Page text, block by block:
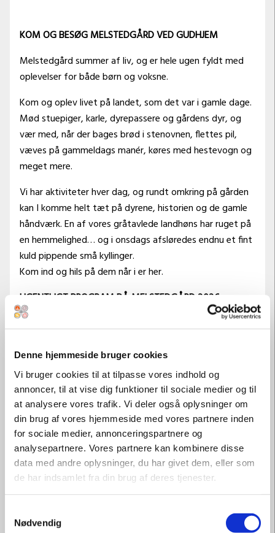
Denne hjemmeside bruger cookies
Vi bruger cookies til at tilpasse vores indhold og
annoncer, til at vise dig funktioner til sociale medier og til
at analysere vores trafik. Vi deler også oplysninger om
din brug af vores hjemmeside med vores partnere inden
for sociale medier, annonceringspartnere og
analysepartnere. Vores partnere kan kombinere disse
data med andre oplysninger, du har givet dem, eller som
de har indsamlet fra din brug af deres tjenester.
Nødvendig
KOM OG BESØG MELSTEDGÅRD VED GUDHJEM
Melstedgård summer af liv, og er hele ugen fyldt med
oplevelser for både børn og voksne.
Kom og oplev livet på landet, som det var i gamle dage.
Mød stuepiger, karle, dyrepassere og gårdens dyr, og
vær med, når der bages brød i stenovnen, flettes pil,
væves på gammeldags manér, køres med hestevogn og
meget mere.
Vi har aktiviteter hver dag, og rundt omkring på gården
kan I komme helt tæt på dyrene, historien og de gamle
håndværk. En af vores gråtavlede landhøns har ruget på
en hemmelighed… og i onsdags afsløredes endnu et fint
kuld pippende små kyllinger.
Kom ind og hils på dem når i er her.
UGENTLIGT PROGRAM PÅ MELSTEDGÅRD 2026
Det daglige program
Kl. 10.00: Flaghejsning og fællessang på Grønningen
Kl. 10.00- 16.00: Lav din egen halmdukke
Kl. 10.30: Fodretur og malkning af ko
Kl. 11.00 – 15.00: kreativt værksted i loen:
Onsdag / fredag / søndag: Pileflet
Torsdag / lørdag: Vævning
Kl. 11.30: Rundvisning i stuehuset
Kl. 14.30: Fodretur med dyrepasseren